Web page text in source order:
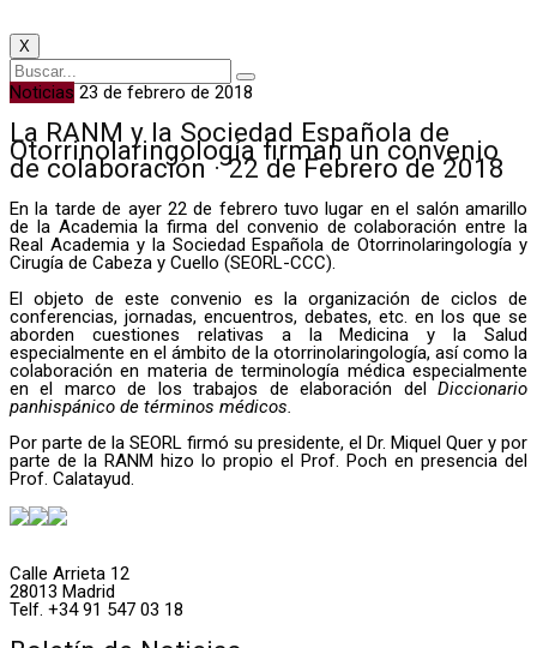
X
Noticias 23 de febrero de 2018
La RANM y la Sociedad Española de
Otorrinolaringología firman un convenio
de colaboración · 22 de Febrero de 2018
En la tarde de ayer 22 de febrero tuvo lugar en el salón amarillo
de la Academia la firma del convenio de colaboración entre la
Real Academia y la Sociedad Española de Otorrinolaringología y
Cirugía de Cabeza y Cuello (SEORL-CCC).
El objeto de este convenio es la organización de ciclos de
conferencias, jornadas, encuentros, debates, etc. en los que se
aborden cuestiones relativas a la Medicina y la Salud
especialmente en el ámbito de la otorrinolaringología, así como la
colaboración en materia de terminología médica especialmente
en el marco de los trabajos de elaboración del Diccionario
panhispánico de términos médicos.
Por parte de la SEORL firmó su presidente, el Dr. Miquel Quer y por
parte de la RANM hizo lo propio el Prof. Poch en presencia del
Prof. Calatayud.
Calle Arrieta 12
28013 Madrid
Telf. +34 91 547 03 18